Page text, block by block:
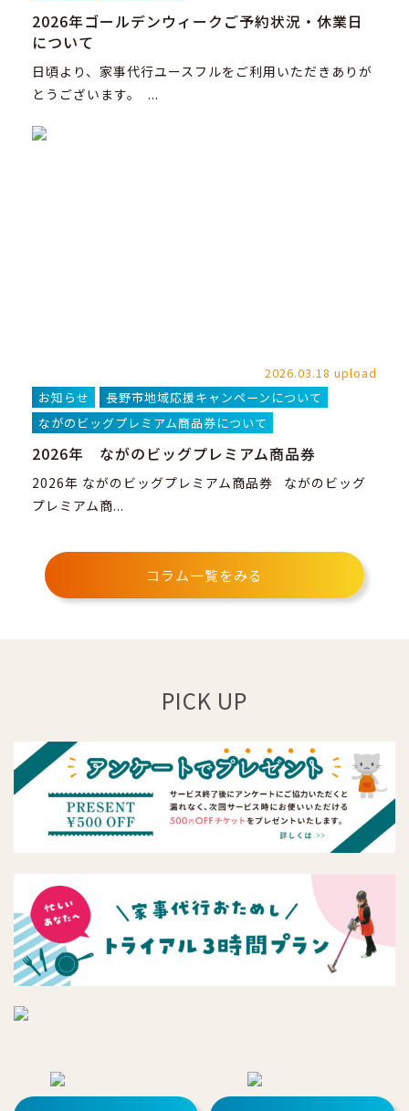
2026年ゴールデンウィークご予約状況・休業日
について
日頃より、家事代行ユースフルをご利用いただきありが
とうございます。 ...
2026.03.18 upload
お知らせ
長野市地域応援キャンペーンについて
ながのビッグプレミアム商品券について
2026年 ながのビッグプレミアム商品券
2026年 ながのビッグプレミアム商品券 ながのビッグ
プレミアム商...
コラム一覧をみる
PICK UP